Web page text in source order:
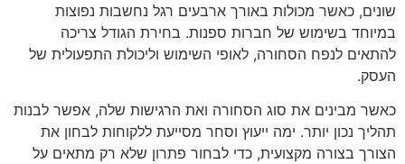
שונים, כאשר מכולות באורך ארבעים רגל נחשבות נפוצות
במיוחד בשימוש של חברות ספנות. בחירת הגודל צריכה
להתאים לנפח הסחורה, לאופי השימוש וליכולת התפעולית של
העסק.
כאשר מבינים את סוג הסחורה ואת הרגישות שלה, אפשר לבנות
תהליך נכון יותר. ימה ייעוץ וסחר מסייעת ללקוחות לבחון את
הצורך בצורה מקצועית, כדי לבחור פתרון שלא רק מתאים על